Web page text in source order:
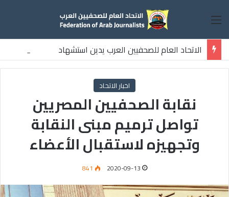
القائمة
الاتحاد العام للصحفيين العرب يدين استشهاد
ثلاثة صحفيين فلسطينيين باستهداف إسرائيلي وسط قطاع غزة
اخبار الاتحاد
نقابة الصحفيين المصريين
تواصل ترميم مبنى النقابة
وتجهيزه لاستقبال الأعضاء
2020-09-13
841